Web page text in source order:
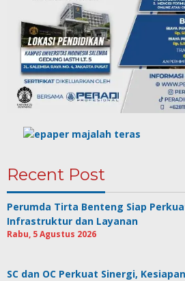
Recent Post
Perumda Tirta Benteng Siap
Infrastruktur dan Layanan
Rabu, 5 Agustus 2026
SC dan OC Perkuat Sinergi,